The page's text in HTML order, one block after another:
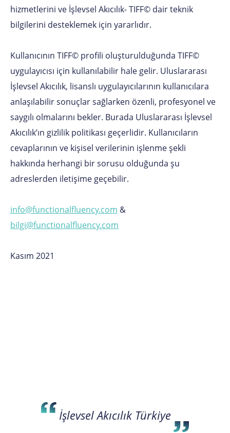
hizmetlerini ve İşlevsel Akıcılık- TIFF© dair teknik
bilgilerini desteklemek için yararlıdır.
Kullanıcının TIFF© profili oluşturulduğunda TIFF©
uygulayıcısı için kullanılabilir hale gelir. Uluslararası
İşlevsel Akıcılık, lisanslı uygulayıcılarının kullanıcılara
anlaşılabilir sonuçlar sağlarken özenli, profesyonel ve
saygılı olmalarını bekler. Burada Uluslararası İşlevsel
Akıcılık’ın gizlilik politikası geçerlidir. Kullanıcıların
cevaplarının ve kişisel verilerinin işlenme şekli
hakkında herhangi bir sorusu olduğunda şu
adreslerden iletişime geçebilir.
info@functionalfluency.com &
bilgi@functionalfluency.com
Kasım 2021
İşlevsel Akıcılık Türkiye